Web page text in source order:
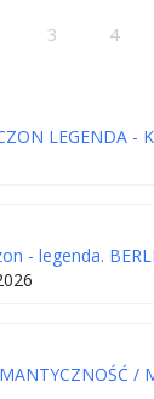
3 4
LEGENDA -
- legenda.
/